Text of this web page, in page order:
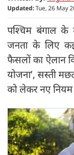
Updated:Tue, 26 May
पश्चिम बंगाल के
जनता के लिए
फैसलों का ऐलान
योजना’, सस्ती
को लेकर नए नियम